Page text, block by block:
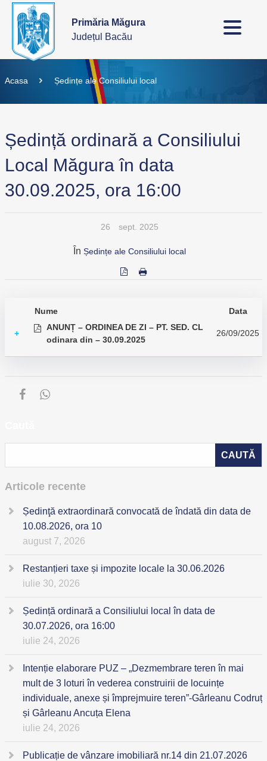
Primăria Măgura
Județul Bacău
Acasa Ședințe ale Consiliului local
Ședință ordinară a Consiliului
Local Măgura în data
30.09.2025, ora 16:00
26 sept. 2025
În Ședințe ale Consiliului local
Nume Data
+
ANUNȚ – ORDINEA DE ZI – PT. SED. CL
odinara din – 30.09.2025
26/09/2025
Articole recente
Ședinţă extraordinară convocată de îndată din data de
10.08.2026, ora 10
august 7, 2026
Restanțieri taxe și impozite locale la 30.06.2026
iulie 30, 2026
Ședință ordinară a Consiliului local în data de
30.07.2026, ora 16:00
iulie 24, 2026
Intenție elaborare PUZ – „Dezmembrare teren în mai
mult de 3 loturi în vederea construirii de locuințe
individuale, anexe și împrejmuire teren”-Gârleanu Codruț
și Gârleanu Ancuța Elena
iulie 24, 2026
Publicație de vânzare imobiliară nr.14 din 21.07.2026